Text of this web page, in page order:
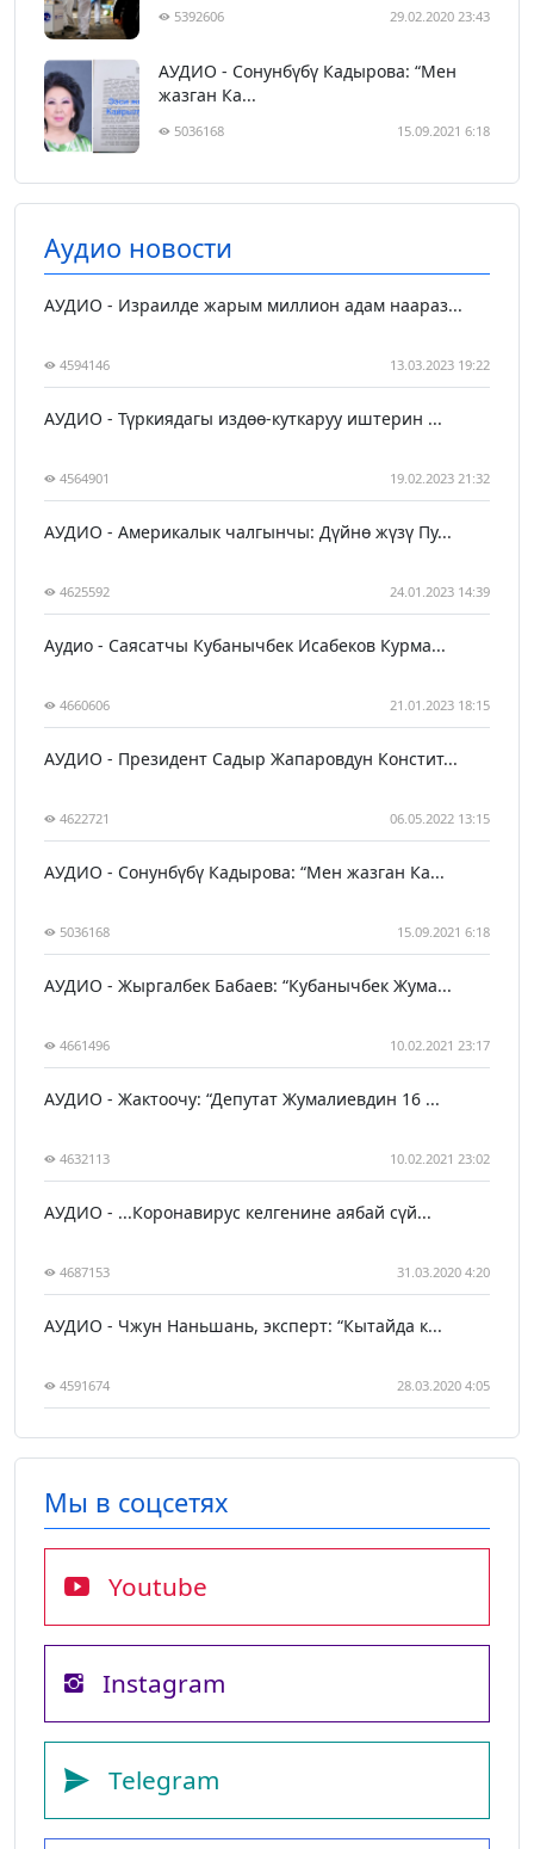
5392606 29.02.2020 23:43
АУДИО - Сонунбүбү Кадырова: “Мен
жазган Ка...
5036168 15.09.2021 6:18
Аудио новости
АУДИО - Израилде жарым миллион адам наараз...
4594146 13.03.2023 19:22
АУДИО - Түркиядагы издөө-куткаруу иштерин ...
4564901 19.02.2023 21:32
АУДИО - Америкалык чалгынчы: Дүйнө жүзү Пу...
4625592 24.01.2023 14:39
Аудио - Саясатчы Кубанычбек Исабеков Курма...
4660606 21.01.2023 18:15
АУДИО - Президент Садыр Жапаровдун Констит...
4622721 06.05.2022 13:15
АУДИО - Сонунбүбү Кадырова: “Мен жазган Ка...
5036168 15.09.2021 6:18
АУДИО - Жыргалбек Бабаев: “Кубанычбек Жума...
4661496 10.02.2021 23:17
АУДИО - Жактоочу: “Депутат Жумалиевдин 16 ...
4632113 10.02.2021 23:02
АУДИО - ...Коронавирус келгенине аябай сүй...
4687153 31.03.2020 4:20
АУДИО - Чжун Наньшань, эксперт: “Кытайда к...
4591674 28.03.2020 4:05
Мы в соцсетях
Youtube
Instagram
Telegram